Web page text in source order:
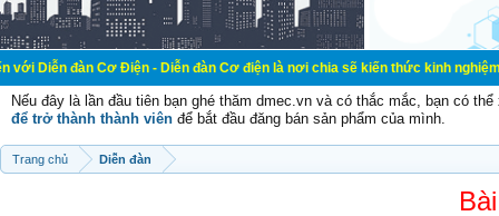
Cơ Điện - Diễn đàn Cơ điện là nơi chia sẽ kiến thức kinh nghiệm trong
Nếu đây là lần đầu tiên bạn ghé thăm dmec.vn và có thắc mắc, bạn có
để trở thành thành viên để bắt đầu đăng bán sản phẩm của mình.
Trang chủ Diễn đàn